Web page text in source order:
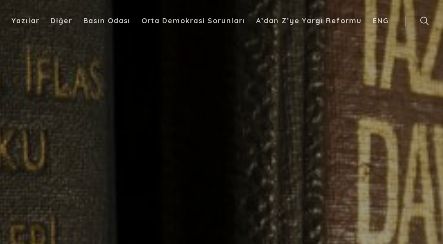
Yazılar Diğer Basın Odası Orta Demokrasi Sorunları A’dan Z’ye Yargı Reformu ENG